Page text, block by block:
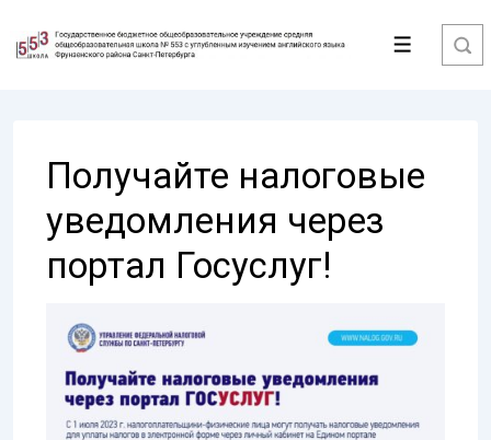
Перейти
Меню
Получайте налоговые
уведомления через
портал Госуслуг!